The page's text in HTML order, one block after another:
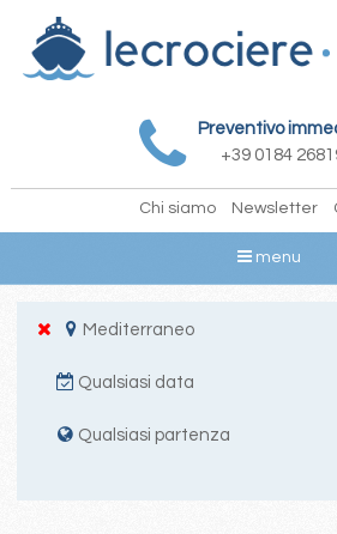
Preventivo
+39 0184
Chi siamo Newsletter
menu
Mediterraneo
Qualsiasi data
Qualsiasi partenza